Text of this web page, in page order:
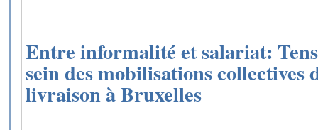
Entre informalité et salariat:
sein des mobilisations collectives
livraison à Bruxelles